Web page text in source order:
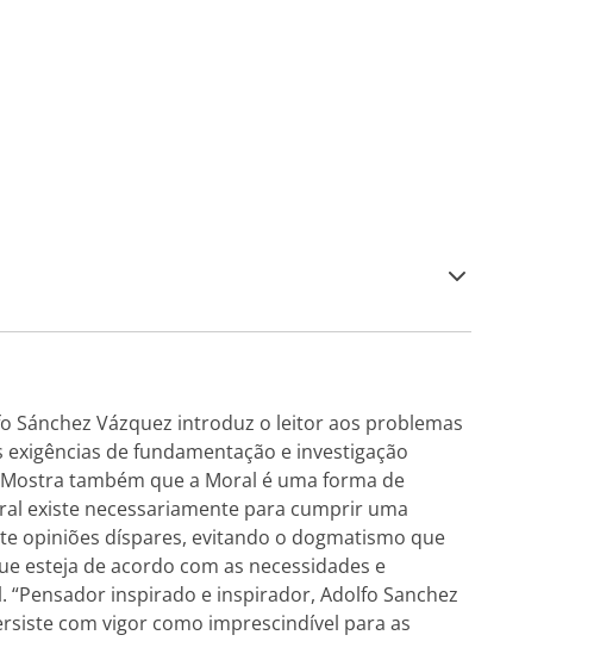
Sánchez Vázquez introduz o leitor aos problemas
de fundamentação e investigação
também que a Moral é uma forma de
existe necessariamente para cumprir uma
opiniões díspares, evitando o dogmatismo que
esteja de acordo com as necessidades e
inspirado e inspirador, Adolfo Sanchez
com vigor como imprescindível para as